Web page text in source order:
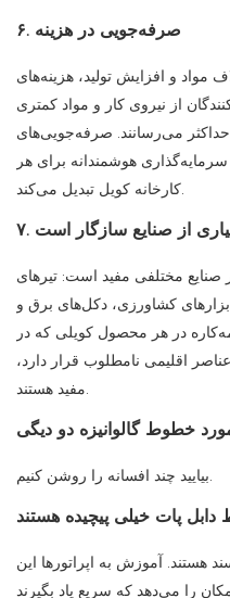
۶. صرفه‌جویی در هزینه
مواد و افزایش تولید، هزینه‌های
از نیروی کار و مواد کمتری
حداکثر می‌رسانند. صرفه‌جویی‌های
هوشمندانه برای هر
کارخانه کویل تبدیل می‌کند.
از صنایع سازگار است
صنایع مختلفی مفید است: تیرهای
کشاورزی، دکل‌های برق و
در هر محصول کویلی که در
اقلیمی نامطلوب قرار دارد،
مفید هستند.
خطوط گالوانیزه دو دیگی
بیایید چند افسانه را روشن کنیم.
هستند. آموزش به اپراتورها این